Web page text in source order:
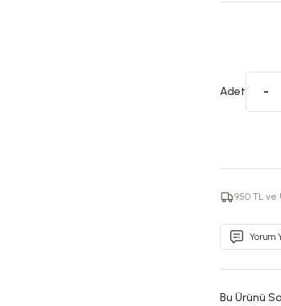
Adet
950 TL
Yorum
Bu Ürünü